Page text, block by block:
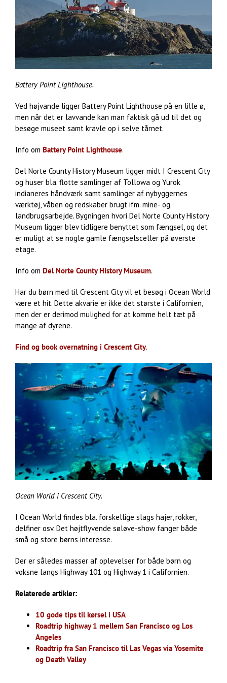
Battery Point Lighthouse.
Ved højvande ligger Battery Point Lighthouse på en lille ø,
men når det er lavvande kan man faktisk gå ud til det og
besøge museet samt kravle op i selve tårnet.
Info om Battery Point Lighthouse.
Del Norte County History Museum ligger midt I Crescent City
og huser bla. flotte samlinger af Tollowa og Yurok
indianeres håndværk samt samlinger af nybyggernes
værktøj, våben og redskaber brugt ifm. mine- og
landbrugsarbejde. Bygningen hvori Del Norte County History
Museum ligger blev tidligere benyttet som fængsel, og det
er muligt at se nogle gamle fængselsceller på øverste
etage.
Info om Del Norte County History Museum.
Har du børn med til Crescent City vil et besøg i Ocean World
være et hit. Dette akvarie er ikke det største i Californien,
men der er derimod mulighed for at komme helt tæt på
mange af dyrene.
Find og book overnatning i Crescent City.
Ocean World i Crescent City.
I Ocean World findes bla. forskellige slags hajer, rokker,
delfiner osv. Det højtflyvende søløve-show fanger både
små og store børns interesse.
Der er således masser af oplevelser for både børn og
voksne langs Highway 101 og Highway 1 i Californien.
Relaterede artikler:
10 gode tips til kørsel i USA
Roadtrip highway 1 mellem San Francisco og Los
Angeles
Roadtrip fra San Francisco til Las Vegas via Yosemite
og Death Valley